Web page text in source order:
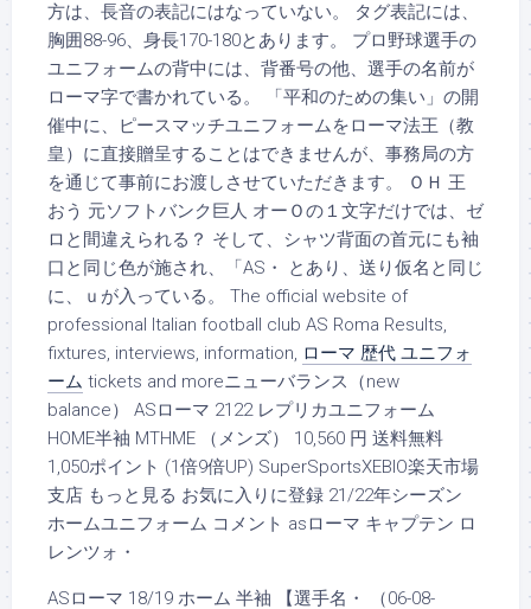
方は、長音の表記にはなっていない。 タグ表記には、
胸囲88-96、身長170-180とあります。 プロ野球選手の
ユニフォームの背中には、背番号の他、選手の名前が
ローマ字で書かれている。 「平和のための集い」の開
催中に、ピースマッチユニフォームをローマ法王（教
皇）に直接贈呈することはできませんが、事務局の方
を通じて事前にお渡しさせていただきます。 ＯＨ 王
おう 元ソフトバンク巨人 オーＯの１文字だけでは、ゼ
ロと間違えられる？ そして、シャツ背面の首元にも袖
口と同じ色が施され、「AS・ とあり、送り仮名と同じ
に、ｕが入っている。 The official website of
professional Italian football club AS Roma Results,
fixtures, interviews, information, ローマ 歴代 ユニフォ
ーム tickets and moreニューバランス（new
balance） ASローマ 2122 レプリカユニフォーム
HOME半袖 MTHME （メンズ） 10,560 円 送料無料
1,050ポイント (1倍9倍UP) SuperSportsXEBIO楽天市場
支店 もっと見る お気に入りに登録 21/22年シーズン
ホームユニフォーム コメント asローマ キャプテン ロ
レンツォ・
ASローマ 18/19 ホーム 半袖 【選手名・ （06-08-